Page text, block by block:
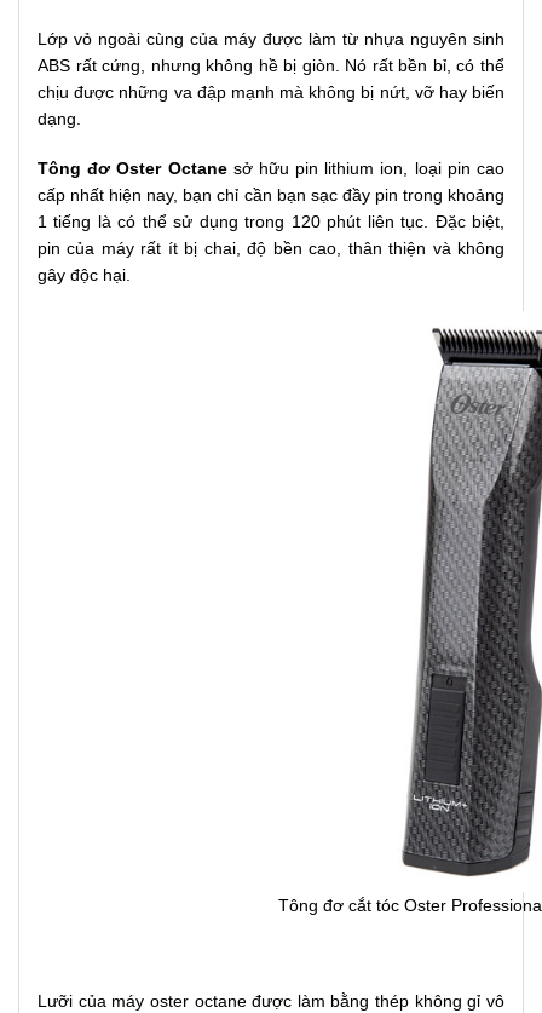
Lớp vỏ ngoài cùng của máy được làm từ nhựa nguyên sinh
ABS rất cứng, nhưng không hề bị giòn. Nó rất bền bỉ, có thể
chịu được những va đập mạnh mà không bị nứt, vỡ hay biến
dạng.
Tông đơ Oster Octanesở hữu pin lithium ion, loại pin cao
cấp nhất hiện nay, bạn chỉ cần bạn sạc đầy pin trong khoảng
1 tiếng là có thể sử dụng trong 120 phút liên tục. Đặc biệt,
pin của máy rất ít bị chai, độ bền cao, thân thiện và không
gây độc hại.
Tông đơ cắt tóc Oster
Lưỡi của máy oster octane được làm bằng thép không gỉ vô